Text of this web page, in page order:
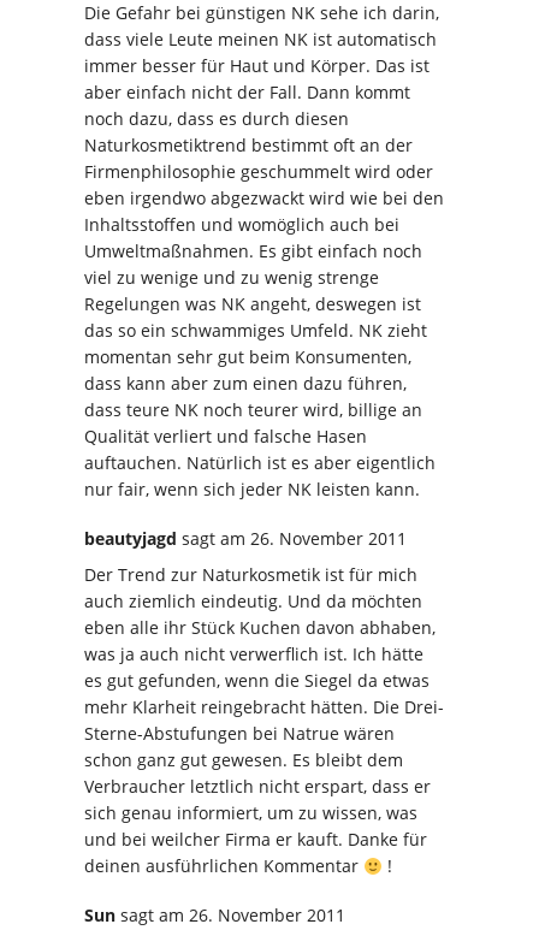
Die Gefahr bei günstigen NK sehe ich darin,
dass viele Leute meinen NK ist automatisch
immer besser für Haut und Körper. Das ist
aber einfach nicht der Fall. Dann kommt
noch dazu, dass es durch diesen
Naturkosmetiktrend bestimmt oft an der
Firmenphilosophie geschummelt wird oder
eben irgendwo abgezwackt wird wie bei den
Inhaltsstoffen und womöglich auch bei
Umweltmaßnahmen. Es gibt einfach noch
viel zu wenige und zu wenig strenge
Regelungen was NK angeht, deswegen ist
das so ein schwammiges Umfeld. NK zieht
momentan sehr gut beim Konsumenten,
dass kann aber zum einen dazu führen,
dass teure NK noch teurer wird, billige an
Qualität verliert und falsche Hasen
auftauchen. Natürlich ist es aber eigentlich
nur fair, wenn sich jeder NK leisten kann.
beautyjagd sagt am 26. November 2011
Der Trend zur Naturkosmetik ist für mich
auch ziemlich eindeutig. Und da möchten
eben alle ihr Stück Kuchen davon abhaben,
was ja auch nicht verwerflich ist. Ich hätte
es gut gefunden, wenn die Siegel da etwas
mehr Klarheit reingebracht hätten. Die Drei-
Sterne-Abstufungen bei Natrue wären
schon ganz gut gewesen. Es bleibt dem
Verbraucher letztlich nicht erspart, dass er
sich genau informiert, um zu wissen, was
und bei weilcher Firma er kauft. Danke für
deinen ausführlichen Kommentar
!
Sun sagt am 26. November 2011